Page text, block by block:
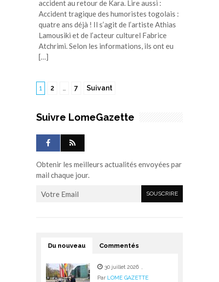
accident au retour de Kara. Lire aussi :
Accident tragique des humoristes togolais :
quatre ans déjà ! Il s’agit de l’artiste Athias
Lamousiki et de l’acteur culturel Fabrice
Atchrimi. Selon les informations, ils ont eu
[…]
1 2 … 7 Suivant
Suivre LomeGazette
Obtenir les meilleurs actualités envoyées par
mail chaque jour.
Du nouveau Commentés
30 juillet 2026 ,
Par LOME GAZETTE